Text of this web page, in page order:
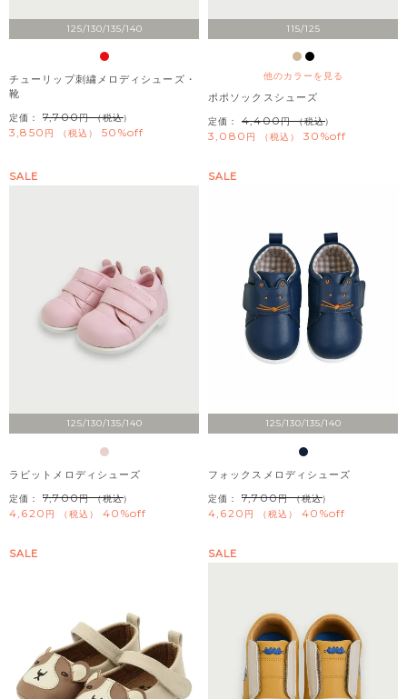
125/130/135/140
チューリップ刺繍メロディシューズ・
靴
定価： 7,700 （税込）
3,850 税込 50%off
115/125
他のカラーを見る
ポポソックスシューズ
定価： 4,400 （税込）
3,080 税込 30%off
125/130/135/140
SALE
ラビットメロディシューズ
定価： 7,700 （税込）
4,620 税込 40%off
125/130/135/140
SALE
フォックスメロディシューズ
定価： 7,700 （税込）
4,620 税込 40%off
SALE SALE